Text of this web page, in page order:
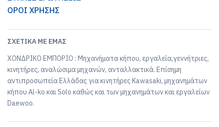
ΟΡΟΙ ΧΡΗΣΗΣ
ΣΧΕΤΙΚΆ ΜΕ ΕΜΆΣ
ΧΟΝΔΡΙΚΟ ΕΜΠΟΡΙΟ : Μηχανήματα κήπου, εργαλεία,γεννήτριες,
κινητήρες, αναλώσιμα μηχανών, ανταλλακτικά. Επίσημη
αντιπροσωπεία Ελλάδας για κινητήρες Kawasaki, μηχανημάτων
κήπου Al-ko και Solo καθώς και των μηχανημάτων και εργαλείων
Daewoo.